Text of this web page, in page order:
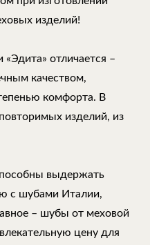
изделий!
отличается –
качеством,
комфорта. В
изделий, из
выдержать
с шубами Италии,
– шубы от меховой
цену для